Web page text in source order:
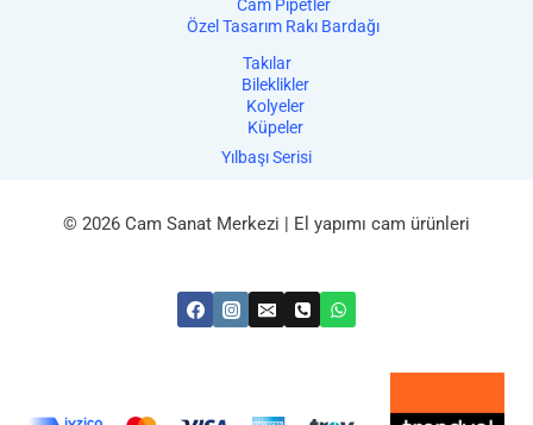
Cam Pipetler
Özel Tasarım Rakı Bardağı
Takılar
Bileklikler
Kolyeler
Küpeler
Yılbaşı Serisi
© 2026 Cam Sanat Merkezi | El yapımı cam ürünleri